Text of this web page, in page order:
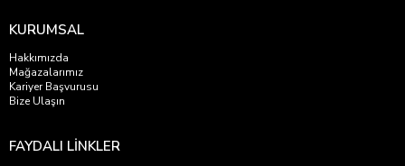
KURUMSAL
Hakkımızda
Mağazalarımız
Kariyer Başvurusu
Bize Ulaşın
FAYDALI LİNKLER